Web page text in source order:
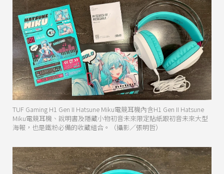
TUF Gaming H1 Gen II Hatsune Miku電競耳機內含H1 Gen II Hatsune
Miku電競耳機、說明書及隱藏小物初音未來限定貼紙跟初音未來大型
海報，也是鐵粉必備的收藏組合。（攝影／張明哲）